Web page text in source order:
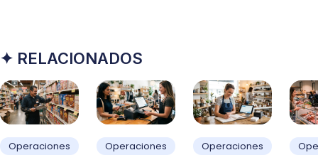
✦ RELACIONADOS
Operaciones Operaciones Operaciones